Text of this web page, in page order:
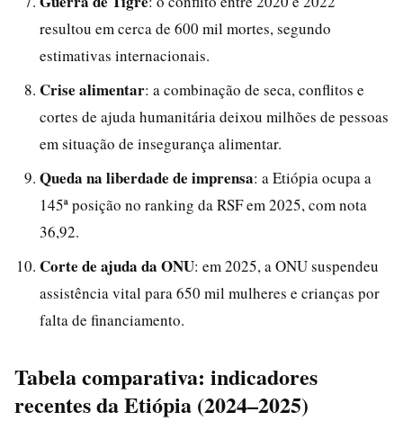
resultou em cerca de 600 mil mortes, segundo
estimativas internacionais.
Crise alimentar: a combinação de seca, conflitos e
cortes de ajuda humanitária deixou milhões de pessoas
em situação de insegurança alimentar.
Queda na liberdade de imprensa: a Etiópia ocupa a
145ª posição no ranking da RSF em 2025, com nota
36,92.
Corte de ajuda da ONU: em 2025, a ONU suspendeu
assistência vital para 650 mil mulheres e crianças por
falta de financiamento.
Tabela comparativa: indicadores
recentes da Etiópia (2024–2025)